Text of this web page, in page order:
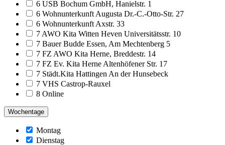
6 USB Bochum GmbH, Hanielstr. 1
6 Wohnunterkunft Augusta Dr.-C.-Otto-Str. 27
6 Wohnunterkunft Axstr. 33
7 AWO Kita Witten Heven Universitätsstr. 10
7 Bauer Budde Essen, Am Mechtenberg 5
7 FZ AWO Kita Herne, Breddestr. 14
7 FZ Ev. Kita Herne Altenhöfener Str. 17
7 Städt.Kita Hattingen An der Hunsebeck
7 VHS Castrop-Rauxel
8 Online
Wochentage
Montag
Dienstag